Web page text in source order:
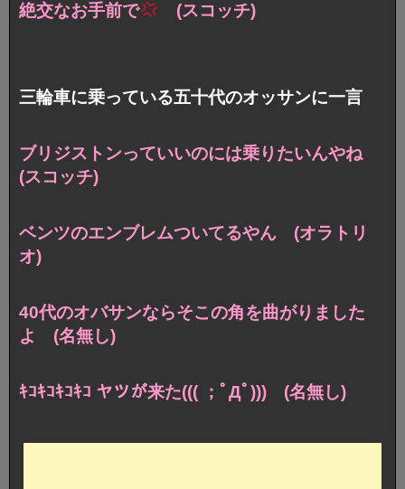
絶交なお手前で (スコッチ)
三輪車に乗っている五十代のオッサンに一言
ブリジストンっていいのには乗りたいんやね
(スコッチ)
ベンツのエンブレムついてるやん (オラトリ
オ)
40代のオバサンならそこの角を曲がりました
よ (名無し)
ｷｺｷｺｷｺｷｺ ヤツが来た((( ；ﾟДﾟ))) (名無し)